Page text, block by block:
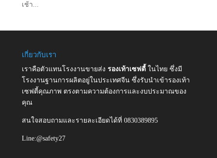
เช้า...
เกี่ยวกับเรา
เราคือตัวแทนโรงงานขายส่ง รองเท้าเซฟตี้ ในไทย ซึ่งมี
โรงงานฐานการผลิตอยู่ในประเทศจีน ซึ่งรับนำเข้ารองเท้า
เซฟตี้คุณภาพ ตรงตามความต้องการและงบประมาณของ
คุณ
สนใจสอบถามและรายละเอียดได้ที่ 0830389895
Line:@safety27